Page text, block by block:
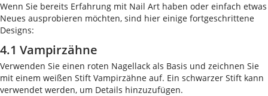
Wenn Sie bereits Erfahrung mit Nail Art haben oder einfach etwas
Neues ausprobieren möchten, sind hier einige fortgeschrittene
Designs:
4.1 Vampirzähne
Verwenden Sie einen roten Nagellack als Basis und zeichnen Sie
mit einem weißen Stift Vampirzähne auf. Ein schwarzer Stift kann
verwendet werden, um Details hinzuzufügen.